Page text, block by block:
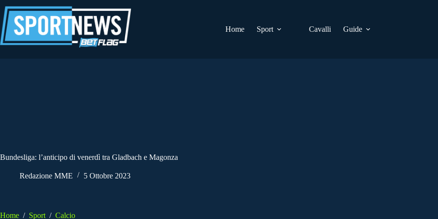
al
contenuto
Home
Sport Cavalli Guide
Bundesliga: l’anticipo di venerdì tra Gladbach e Magonza
Redazione MME 5 Ottobre 2023
Home / Sport / Calcio